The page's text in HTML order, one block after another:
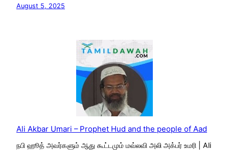
August 5, 2025
Ali Akbar Umari – Prophet Hud and the people of Aad
நபி ஹூத் அவர்களும் ஆது கூட்டமும் மவ்லவி அலி அக்பர் உமரி | Ali